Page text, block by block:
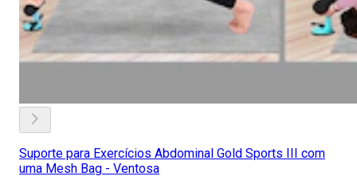
Suporte para Exercícios Abdominal Gold Sports III com
uma Mesh Bag - Ventosa